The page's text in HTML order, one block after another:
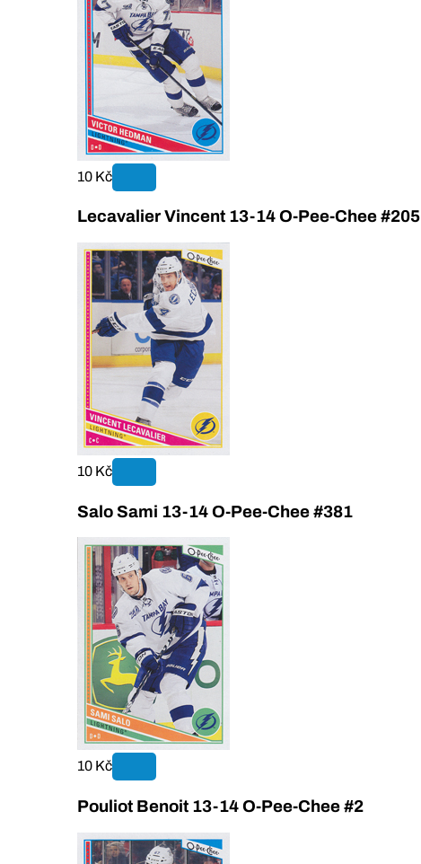
10 Kč
Lecavalier Vincent 13-14 O-Pee-Chee #205
10 Kč
Salo Sami 13-14 O-Pee-Chee #381
10 Kč
Pouliot Benoit 13-14 O-Pee-Chee #2